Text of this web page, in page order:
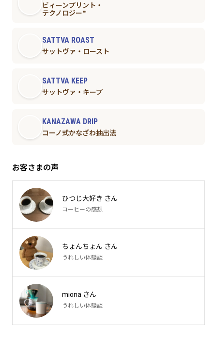
ビィーンプリント・
テクノロジー™︎
SATTVA ROAST
サットヴァ・ロースト
SATTVA KEEP
サットヴァ・キープ
KANAZAWA DRIP
コーノ式かなざわ抽出法
お客さまの声
ひつじ大好き さん
コーヒーの感想
ちょんちょん さん
うれしい体験談
miona さん
うれしい体験談